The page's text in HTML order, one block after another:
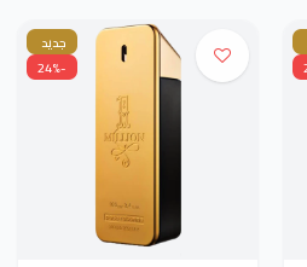
جديد
-24%